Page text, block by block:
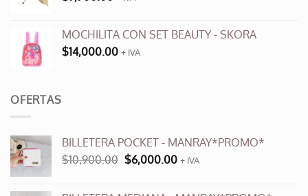
MOCHILITA CON SET BEAUTY - SKORA
$14,000.00 + IVA
OFERTAS
BILLETERA POCKET - MANRAY*PROMO*
$10,900.00 El
$6,000.00El+ IVA